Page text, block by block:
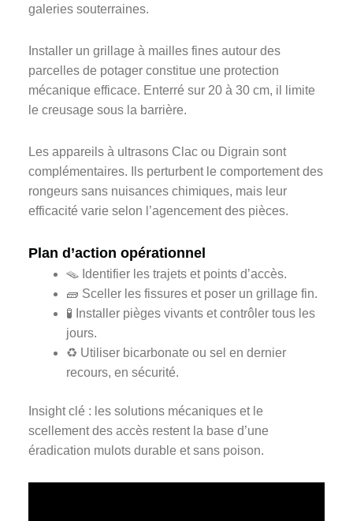
galeries souterraines.
Installer un grillage à mailles fines autour des
parcelles de potager constitue une protection
mécanique efficace. Enterré sur 20 à 30 cm, il limite
le creusage sous la barrière.
Les appareils à ultrasons Clac ou Digrain sont
complémentaires. Ils perturbent le comportement des
rongeurs sans nuisances chimiques, mais leur
efficacité varie selon l’agencement des pièces.
Plan d’action opérationnel
🪤 Identifier les trajets et points d’accès.
🧱 Sceller les fissures et poser un grillage fin.
🧪 Installer pièges vivants et contrôler tous les
jours.
♻️ Utiliser bicarbonate ou sel en dernier
recours, en sécurité.
Insight clé : les solutions mécaniques et le
scellement des accès restent la base d’une
éradication mulots durable et sans poison.